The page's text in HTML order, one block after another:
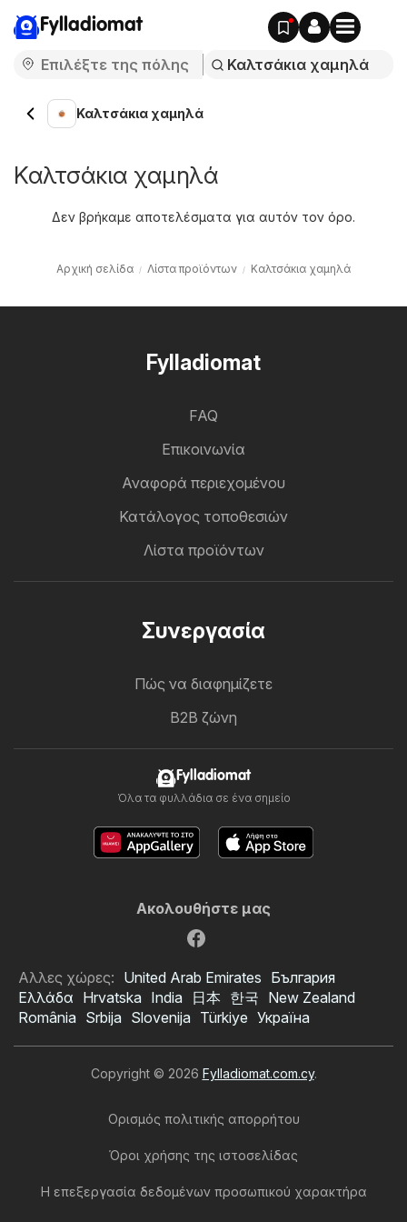
Fylladiomat
Καλτσάκια χαμηλά
Καλτσάκια χαμηλά
Δεν βρήκαμε αποτελέσματα για αυτόν τον όρο.
Αρχική σελίδα Λίστα προϊόντων Καλτσάκια χαμηλά
Fylladiomat
FAQ
Επικοινωνία
Αναφορά περιεχομένου
Κατάλογος τοποθεσιών
Λίστα προϊόντων
Συνεργασία
Πώς να διαφημίζετε
B2B ζώνη
Fylladiomat
Όλα τα φυλλάδια σε ένα σημείο
Ακολουθήστε μας
Αλλες χώρες: United Arab Emirates България
Ελλάδα Hrvatska India 日本 한국 New Zealand
România Srbija Slovenija Türkiye Україна
Copyright © 2026 Fylladiomat.com.cy.
Ορισμός πολιτικής απορρήτου
Όροι χρήσης της ιστοσελίδας
Η επεξεργασία δεδομένων προσωπικού χαρακτήρα